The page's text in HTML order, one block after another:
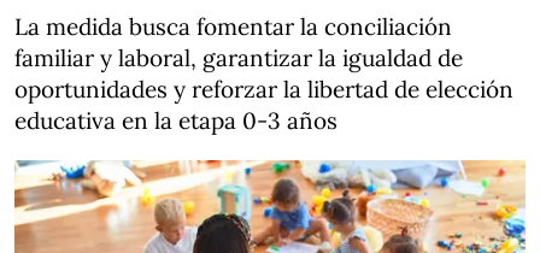
La medida busca fomentar la conciliación
familiar y laboral, garantizar la igualdad de
oportunidades y reforzar la libertad de elección
educativa en la etapa 0-3 años